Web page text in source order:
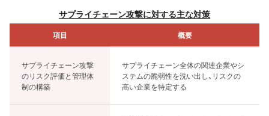
サプライチェーン攻撃に対する主な対策
項目 概要
サプライチェーン攻撃
のリスク評価と管理体
制の構築
サプライチェーン全体の関連企業やシ
ステムの脆弱性を洗い出し、リスクの
高い企業を特定する